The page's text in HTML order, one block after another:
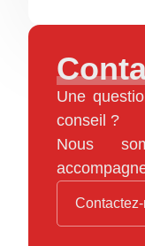
Une
conseil ?
Nous